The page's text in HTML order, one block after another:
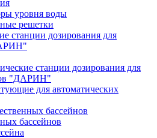
уровня воды
решетки
станции дозирования для
станции дозирования для
"ДАРИН"
для автоматических
бассейнов
бассейнов